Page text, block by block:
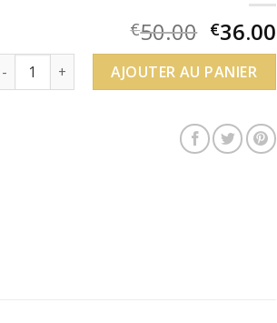
€50.00 €36.00
quantité de bague mariage swarovski
AJOUTER AU PANIER